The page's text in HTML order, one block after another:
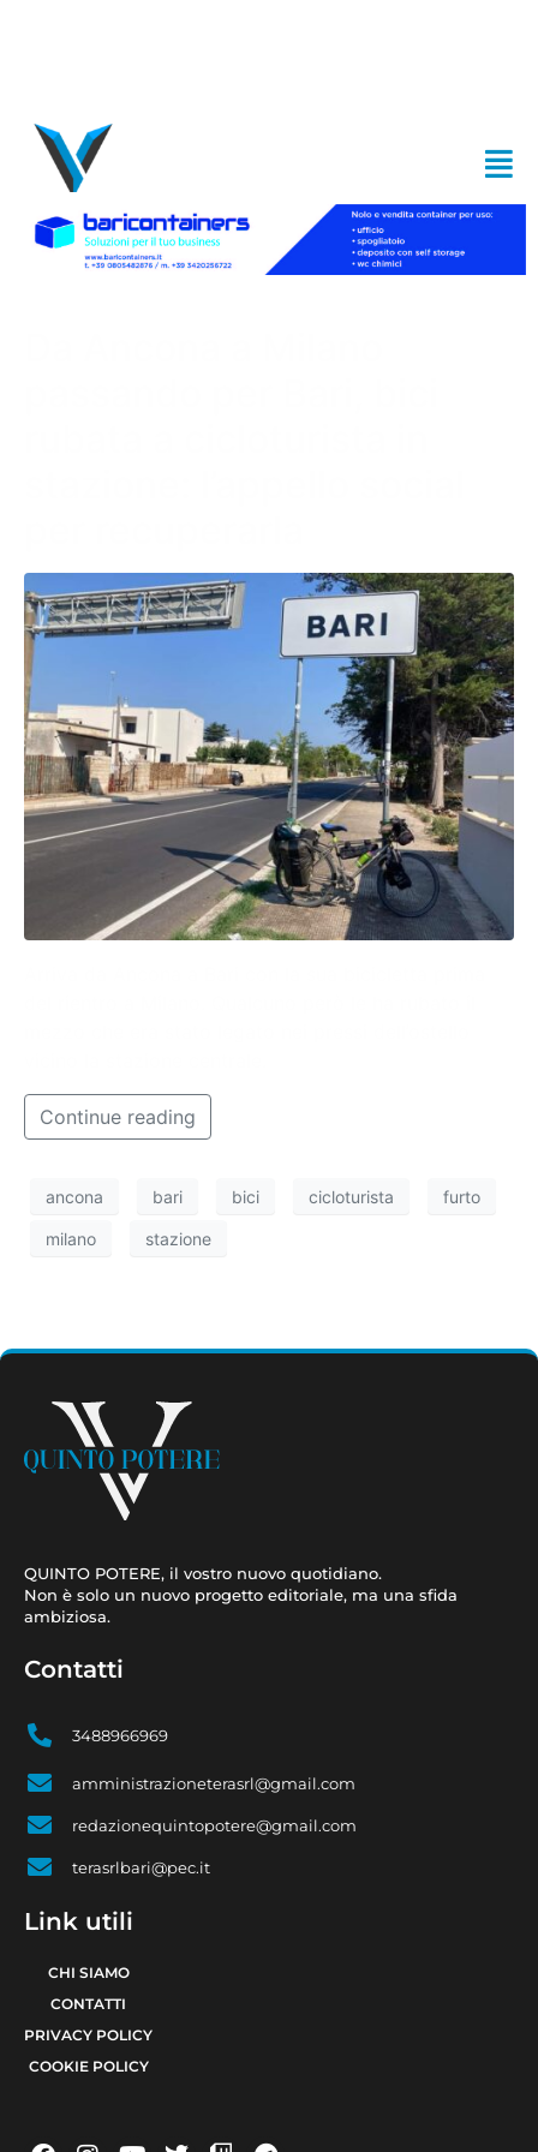
Continue reading
ancona bari bici cicloturista furto
milano stazione
QUINTO POTERE, il vostro nuovo quotidiano.
Non è solo un nuovo progetto editoriale, ma una sfida
ambiziosa.
Contatti
3488966969
amministrazioneterasrl@gmail.com
redazionequintopotere@gmail.com
terasrlbari@pec.it
Link utili
CHI SIAMO
CONTATTI
PRIVACY POLICY
COOKIE POLICY